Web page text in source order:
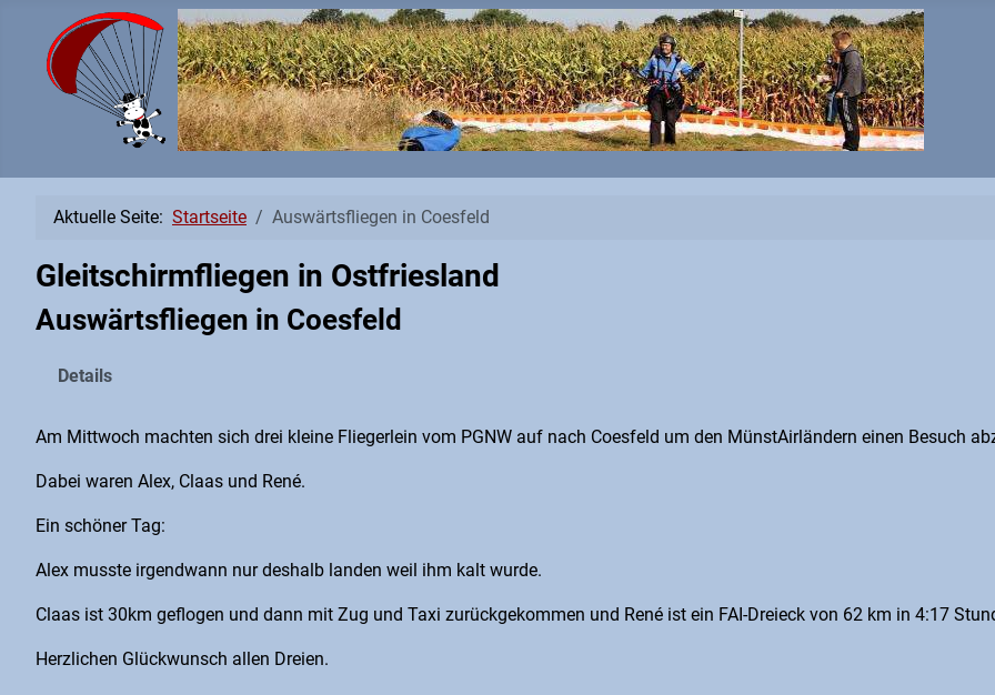
Aktuelle Seite: Startseite Auswärtsfliegen in Coesfeld
Gleitschirmfliegen in Ostfriesland
Auswärtsfliegen in Coesfeld
Details
Am Mittwoch machten sich drei kleine Fliegerlein vom PGNW auf nach Coesfeld um den MünstAirländern einen Besuch
Dabei waren Alex, Claas und René.
Ein schöner Tag:
Alex musste irgendwann nur deshalb landen weil ihm kalt wurde.
Claas ist 30km geflogen und dann mit Zug und Taxi zurückgekommen und René ist ein FAI-Dreieck von 62 km in 4:17
Herzlichen Glückwunsch allen Dreien.